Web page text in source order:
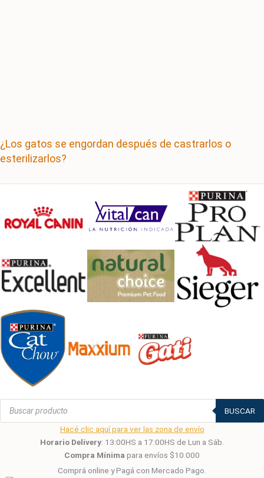
¿Los gatos se engordan después de castrarlos o
esterilizarlos?
Búsqueda
productos
BUSCAR
Hacé clic aquí para ver las zona de envío
Horario Delivery: 13:00HS a 17:00HS de Lun a Sáb.
Compra Mínima para envíos $10.000
Comprá online y Pagá con Mercado Pago.